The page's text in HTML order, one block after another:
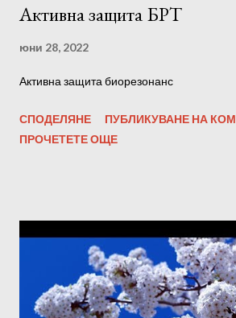
Активна защита БРТ
юни 28, 2022
Активна защита биорезонанс
СПОДЕЛЯНЕ
ПУБЛИКУВАНЕ НА
ПРОЧЕТЕТЕ ОЩЕ